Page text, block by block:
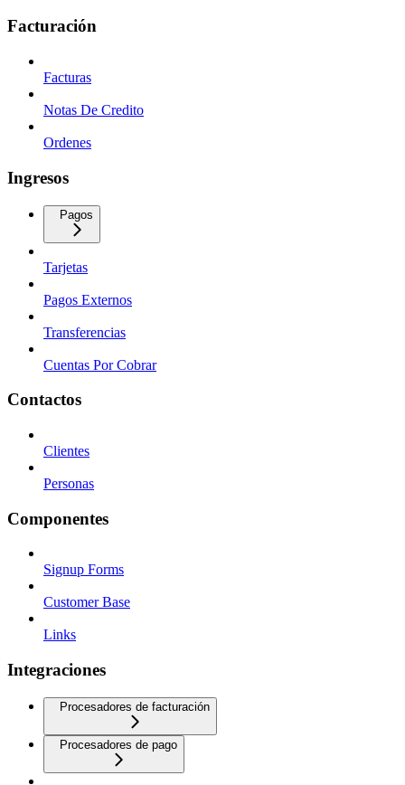
Facturación
Facturas
Notas De Credito
Ordenes
Ingresos
Pagos
Tarjetas
Pagos Externos
Transferencias
Cuentas Por Cobrar
Contactos
Clientes
Personas
Componentes
Signup Forms
Customer Base
Links
Integraciones
Procesadores de facturación
Procesadores de pago